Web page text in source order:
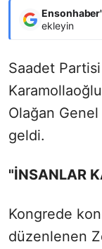
ekleyin
Saadet
Olağan
geldi.
"İNSANLAR
Kongrede
düzenlenen